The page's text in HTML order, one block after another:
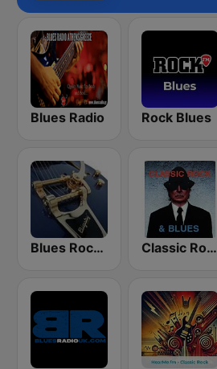
Blues Radio Rock Blues
Blues Rock Cafe Classic Rock & Blues